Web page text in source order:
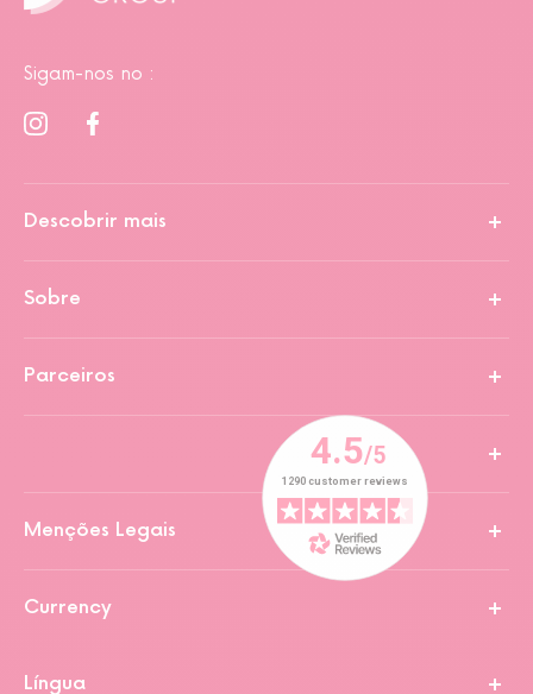
Sigam-nos no :
Descobrir mais
Sobre
Parceiros
Menções Legais
Currency
Língua